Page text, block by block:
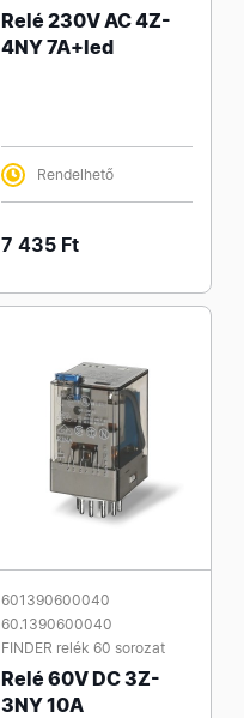
Relé 230V AC 4Z-
4NY 7A+led
Rendelhető
7 435 Ft
601390600040
60.1390600040
FINDER relék 60 sorozat
Relé 60V DC 3Z-
3NY 10A